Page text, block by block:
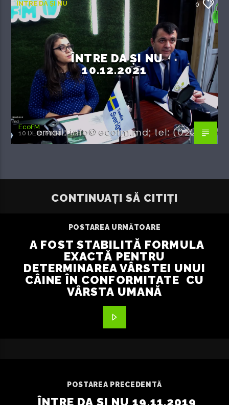
ÎNTRE DA ȘI NU 0
ÎNTRE DA ȘI NU
10.12.2021
EcoFM
10 DECEMBRIE 2021
CONTINUAȚI SĂ CITIȚI
POSTAREA URMĂTOARE
A FOST STABILITĂ FORMULA
EXACTĂ PENTRU
DETERMINAREA VÂRSTEI UNUI
CÂINE ÎN CONFORMITATE CU
VÂRSTA UMANĂ
POSTAREA PRECEDENTĂ
ÎNTRE DA ȘI NU 19.11.2019